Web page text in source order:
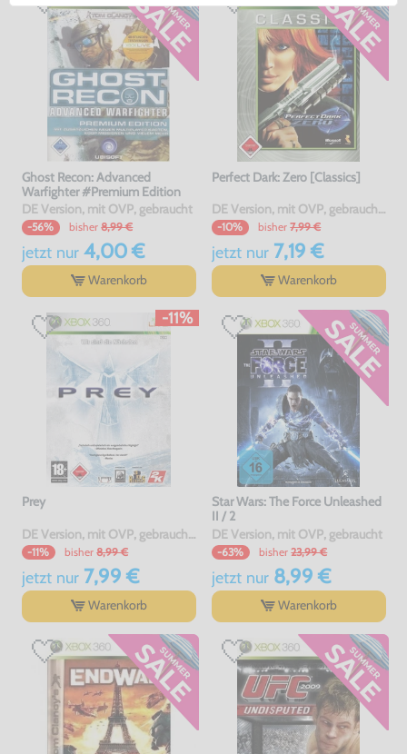
Ghost Recon: Advanced
Warfighter #Premium Edition
DE Version, mit OVP, gebraucht
-56% bisher 8,99 €
jetzt nur4,00 €
Warenkorb
Perfect Dark: Zero [Classics]
DE Version, mit OVP, gebraucht, USK18
-10% bisher 7,99 €
jetzt nur7,19 €
Warenkorb
-11%
Prey
DE Version, mit OVP, gebraucht, USK18
-11% bisher 8,99 €
jetzt nur7,99 €
Warenkorb
Star Wars: The Force Unleashed
II / 2
DE Version, mit OVP, gebraucht
-63% bisher 23,99 €
jetzt nur8,99 €
Warenkorb